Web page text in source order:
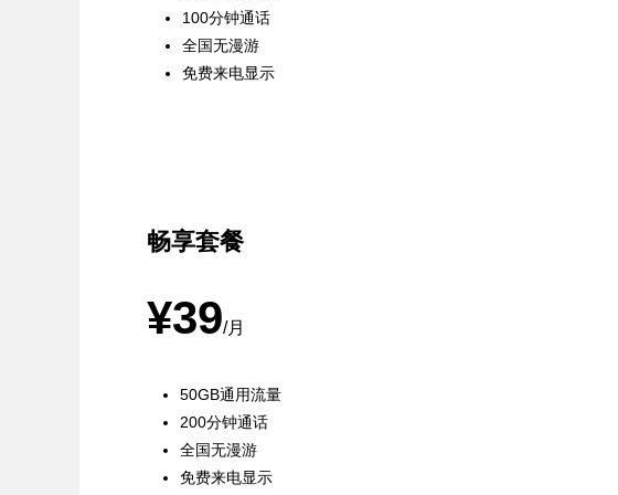
100分钟通话
全国无漫游
免费来电显示
畅享套餐
¥39/月
50GB通用流量
200分钟通话
全国无漫游
免费来电显示